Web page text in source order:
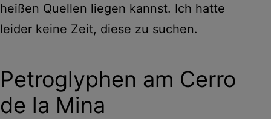
heißen Quellen liegen kannst. Ich hatte
leider keine Zeit, diese zu suchen.
Petroglyphen am Cerro
de la Mina